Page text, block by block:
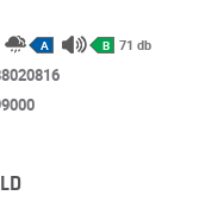
A B 71 db